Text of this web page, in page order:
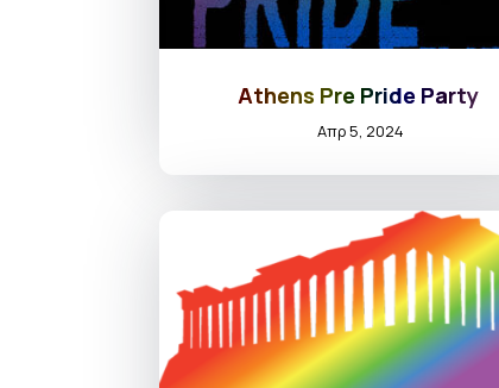
Athens Pre Pride Party
Απρ 5, 2024